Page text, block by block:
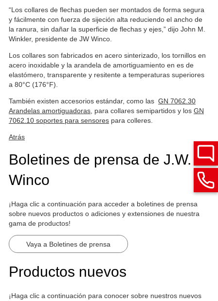
“Los collares de flechas pueden ser montados de forma segura
y fácilmente con fuerza de sijeción alta reduciendo el ancho de
la ranura, sin dañar la superficie de flechas y ejes,” dijo John M.
Winkler, presidente de JW Winco.
Los collares son fabricados en acero sinterizado, los tornillos en
acero inoxidable y la arandela de amortiguamiento en es de
elastómero, transparente y resitente a temperaturas superiores
a 80°C (176°F).
También existen accesorios estándar, como las GN 7062.30
Arandelas amortiguadoras , para collares semipartidos y los GN
7062.10 soportes para sensores para colleres.
Atrás
Boletines de prensa de J.W.
Winco
¡Haga clic a continuación para acceder a boletines de prensa
sobre nuevos productos o adiciones y extensiones de nuestra
gama de productos!
Vaya a Boletines de prensa
Productos nuevos
¡Haga clic a continuación para conocer sobre nuestros nuevos